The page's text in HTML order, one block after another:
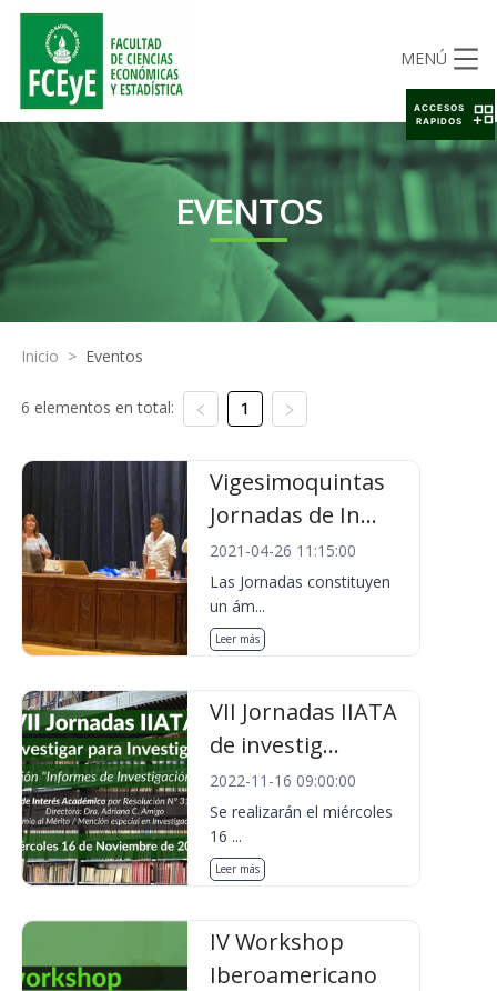
MENÚ
EVENTOS
Inicio > Eventos
6 elementos en total: 1
Vigesimoquintas
Jornadas de In...
2021-04-26 11:15:00
Las Jornadas constituyen
un ám...
Leer más
VII Jornadas IIATA
de investig...
2022-11-16 09:00:00
Se realizarán el miércoles
16 ...
Leer más
IV Workshop
Iberoamericano
ACCESOS
RAPIDOS